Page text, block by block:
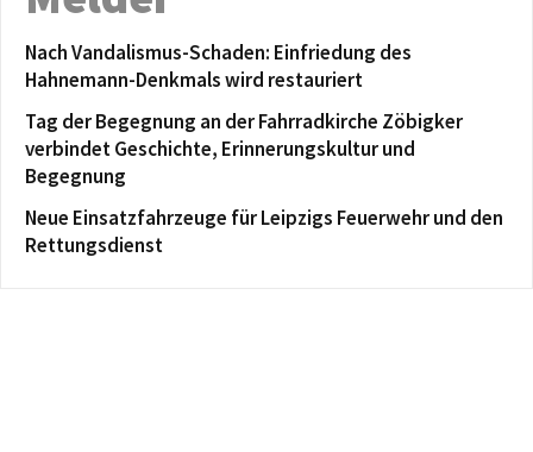
Nach Vandalismus-Schaden: Einfriedung des
Hahnemann-Denkmals wird restauriert
Tag der Begegnung an der Fahrradkirche Zöbigker
verbindet Geschichte, Erinnerungskultur und
Begegnung
Neue Einsatzfahrzeuge für Leipzigs Feuerwehr und den
Rettungsdienst